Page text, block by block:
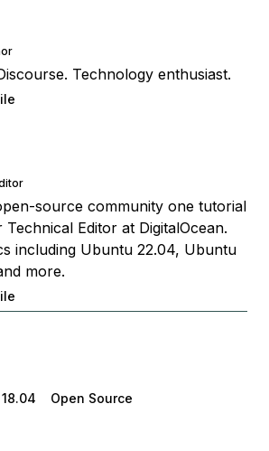
Technology enthusiast.
source community one tutorial
Technical Editor at DigitalOcean.
including Ubuntu 22.04, Ubuntu
more.
Open Source